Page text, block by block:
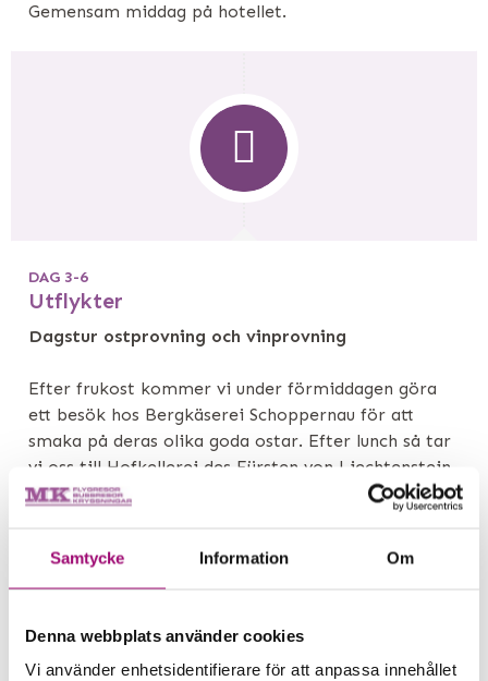
Samtycke Information Om
Denna webbplats använder cookies
Vi använder enhetsidentifierare för att anpassa innehållet
Gemensam middag på hotellet.
DAG 3-6
Utflykter
Dagstur ostprovning och vinprovning
Efter frukost kommer vi under förmiddagen göra
ett besök hos Bergkäserei Schoppernau för att
smaka på deras olika goda ostar. Efter lunch så tar
vi oss till Hofkellerei des Fürsten von Liechtenstein,
en vingård där vi kommer få en rundvandring och
prova på olika viner. Sedan tar vi oss hem till vårt
på en heldagsutflykt för att åka den vackra
Berninaexpressen mellan Schweiz och Italien. Vi